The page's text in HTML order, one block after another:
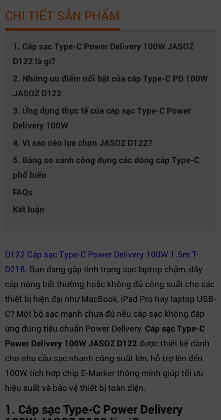
CHI TIẾT SẢN PHẨM
1. Cáp sạc Type-C Power Delivery 100W JASOZ
D122 là gì?
2. Những ưu điểm nổi bật của cáp Type-C PD 100W
JASOZ D122
3. Ứng dụng thực tế của cáp sạc Type-C Power
Delivery 100W
4. Vì sao nên lựa chọn JASOZ D122?
5. Bảng so sánh công dụng các dòng cáp Type-C
phổ biến
FAQs
Kết luận
D122 Cáp sạc Type-C Power Delivery 100W 1.5m T-
D218. Bạn đang gặp tình trạng sạc laptop chậm, dây
cáp nóng bất thường hoặc không đủ công suất cho các
thiết bị hiện đại như MacBook, iPad Pro hay laptop USB-
C? Một bộ sạc mạnh chưa đủ nếu cáp sạc không đáp
ứng đúng tiêu chuẩn Power Delivery. Cáp sạc Type-C
Power Delivery 100W JASOZ D122 được thiết kế dành
cho nhu cầu sạc nhanh công suất lớn, hỗ trợ lên đến
100W, tích hợp chip E-Marker thông minh giúp tối ưu
hiệu suất và bảo vệ thiết bị toàn diện.
1. Cáp sạc Type-C Power Delivery